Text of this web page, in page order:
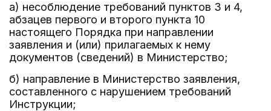
а) несоблюдение требований пунктов 3 и 4,
абзацев первого и второго пункта 10
настоящего Порядка при направлении
заявления и (или) прилагаемых к нему
документов (сведений) в Министерство;
б) направление в Министерство заявления,
составленного с нарушением требований
Инструкции;